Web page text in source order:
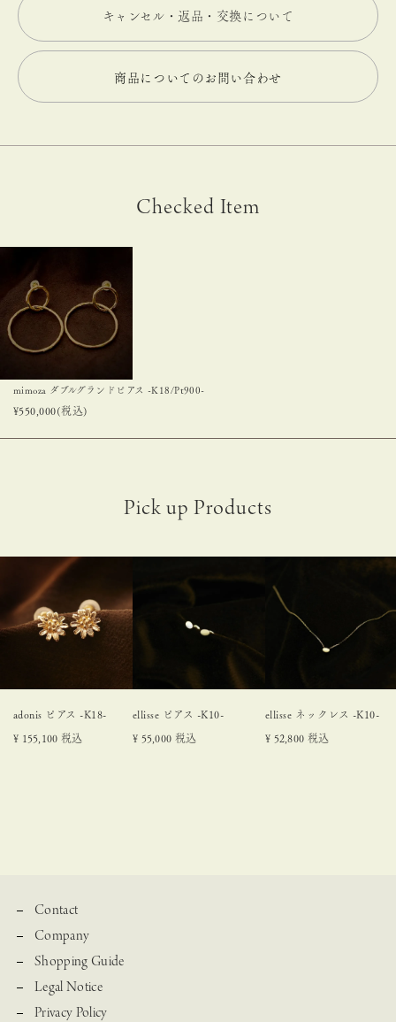
キャンセル・返品・交換について
商品についてのお問い合わせ
Checked Item
mimoza ダブルグランドピアス -K18/Pt900-
¥550,000(税込)
adonis ピアス -K18-
¥ 155,100 税込
ellisse ピアス -K10-
¥ 55,000 税込
ellisse ネックレス -K10-
¥ 52,800 税込
Contact
Company
Shopping Guide
Legal Notice
Privacy Policy